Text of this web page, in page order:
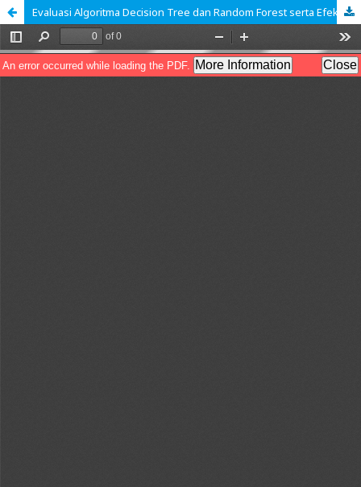
Evaluasi Algoritma Decision Tree dan Random Forest serta Efektivitas Feature Selection dalam Memprediksi Kesehatan Mental